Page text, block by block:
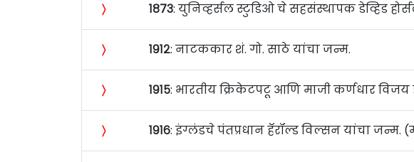
〉 १८७३: युनिव्हर्सल स्टुडिओ चे सहसंस्थापक डेव्हिड
〉 १९१२: नाटककार शं. गो. साठे यांचा जन्म.
〉 १९१५: भारतीय क्रिकेटपटू आणि माजी कर्णधार
〉 १९१६: इंग्लंडचे पंतप्रधान हॅरॉल्ड विल्सन यांचा जन्म.